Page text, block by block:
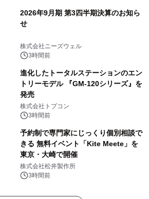
2026年9月期 第3四半期決算のお知ら
せ
株式会社ニーズウェル
3時間前
進化したトータルステーションのエン
トリーモデル 『GM-120シリーズ』を
発売
株式会社トプコン
3時間前
予約制で専門家にじっくり個別相談で
きる 無料イベント「Kite Meete」を
東京・大崎で開催
株式会社松井製作所
3時間前